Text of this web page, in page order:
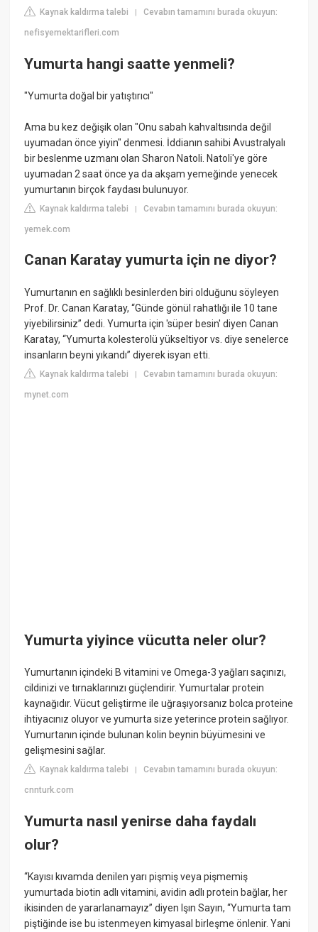
Kaynak kaldırma talebi |Cevabın tamamını burada okuyun:
nefisyemektarifleri.com
Yumurta hangi saatte yenmeli?
"Yumurta doğal bir yatıştırıcı"
Ama bu kez değişik olan "Onu sabah kahvaltısında değil
uyumadan önce yiyin" denmesi. İddianın sahibi Avustralyalı
bir beslenme uzmanı olan Sharon Natoli. Natoli'ye göre
uyumadan 2 saat önce ya da akşam yemeğinde yenecek
yumurtanın birçok faydası bulunuyor.
Kaynak kaldırma talebi |Cevabın tamamını burada okuyun:
yemek.com
Canan Karatay yumurta için ne diyor?
Yumurtanın en sağlıklı besinlerden biri olduğunu söyleyen
Prof. Dr. Canan Karatay, “Günde gönül rahatlığı ile 10 tane
yiyebilirsiniz” dedi. Yumurta için 'süper besin' diyen Canan
Karatay, “Yumurta kolesterolü yükseltiyor vs. diye senelerce
insanların beyni yıkandı” diyerek isyan etti.
Kaynak kaldırma talebi |Cevabın tamamını burada okuyun:
mynet.com
Yumurta yiyince vücutta neler olur?
Yumurtanın içindeki B vitamini ve Omega-3 yağları saçınızı,
cildinizi ve tırnaklarınızı güçlendirir. Yumurtalar protein
kaynağıdır. Vücut geliştirme ile uğraşıyorsanız bolca proteine
ihtiyacınız oluyor ve yumurta size yeterince protein sağlıyor.
Yumurtanın içinde bulunan kolin beynin büyümesini ve
gelişmesini sağlar.
Kaynak kaldırma talebi |Cevabın tamamını burada okuyun:
cnnturk.com
Yumurta nasıl yenirse daha faydalı
olur?
“Kayısı kıvamda denilen yarı pişmiş veya pişmemiş
yumurtada biotin adlı vitamini, avidin adlı protein bağlar, her
ikisinden de yararlanamayız” diyen Işın Sayın, “Yumurta tam
piştiğinde ise bu istenmeyen kimyasal birleşme önlenir. Yani